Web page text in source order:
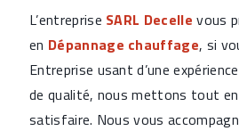
L’entreprise SARL Decelle vous
en Dépannage chauffage, si
Entreprise usant d’une
de qualité, nous mettons tout
satisfaire. Nous vous